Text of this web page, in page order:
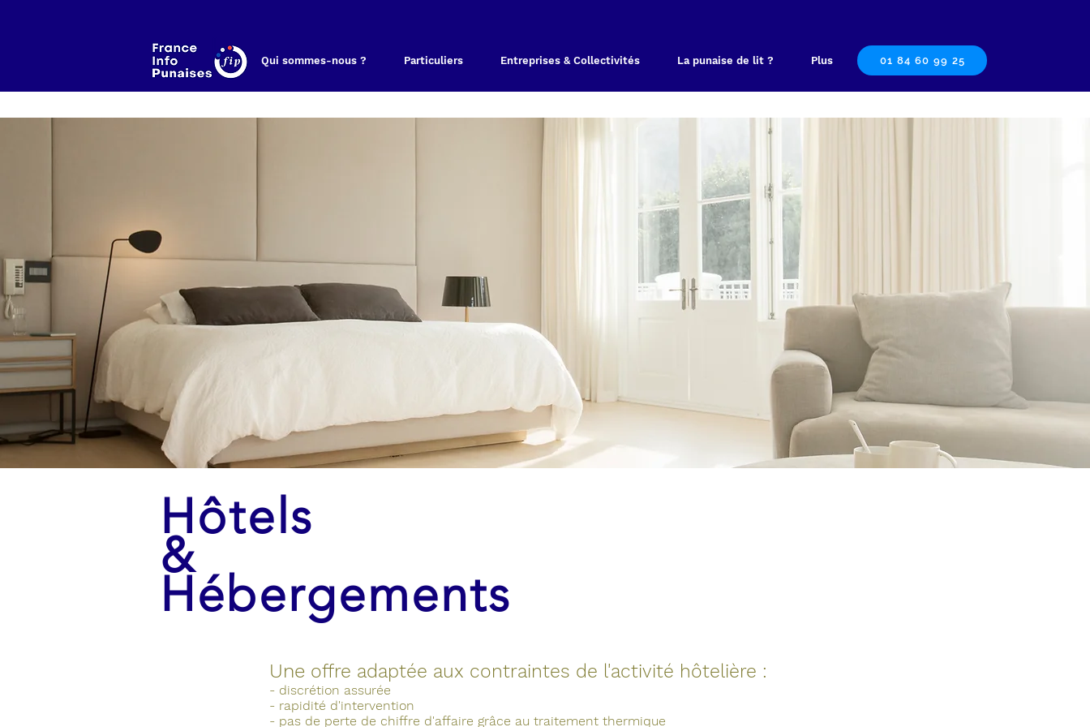
Qui sommes-nous ? Particuliers Entreprises & Collectivités La punaise de lit ? Plus 01 84 60 99 25
Hôtels
&
Hébergements
Une offre adaptée aux contraintes de l'activité hôtelière :
- discrétion assurée
- rapidité d'intervention
- pas de perte de chiffre d'affaire grâce au traitement thermique